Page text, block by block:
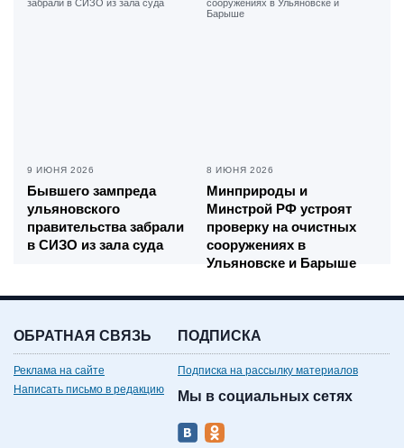
9 ИЮНЯ 2026
Бывшего зампреда
ульяновского
правительства забрали
в СИЗО из зала суда
8 ИЮНЯ 2026
Минприроды и
Минстрой РФ устроят
проверку на очистных
сооружениях в
Ульяновске и Барыше
ОБРАТНАЯ СВЯЗЬ
Реклама на сайте
Написать письмо в редакцию
ПОДПИСКА
Подписка на рассылку материалов
Мы в социальных сетях